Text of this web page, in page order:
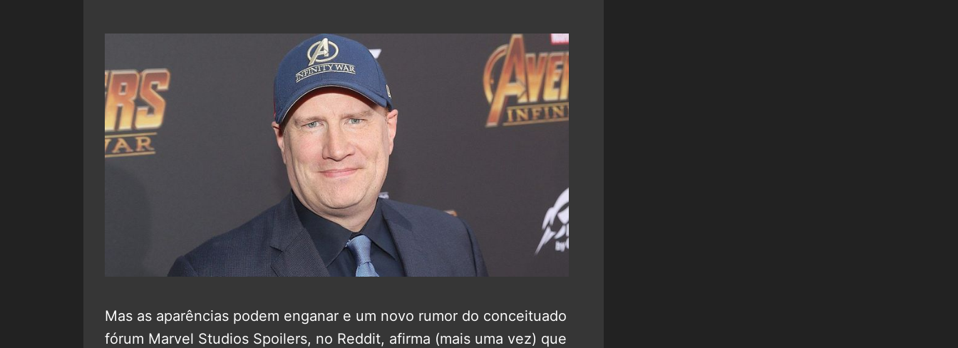
Mas as aparências podem enganar e um novo rumor do conceituado
fórum Marvel Studios Spoilers, no Reddit, afirma (mais uma vez) que